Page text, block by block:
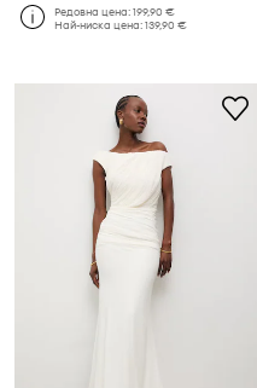
Редовна цена:199,90 €
Най-ниска цена:139,90 €